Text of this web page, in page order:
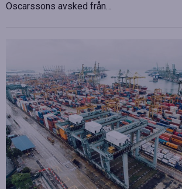
Oscarssons avsked från…